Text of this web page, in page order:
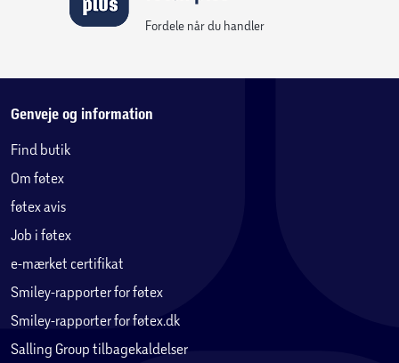
Fordele når du handler
Genveje og information
Find butik
Om føtex
føtex avis
Job i føtex
e-mærket certifikat
Smiley-rapporter for føtex
Smiley-rapporter for føtex.dk
Salling Group tilbagekaldelser